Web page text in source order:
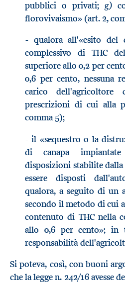
pubblici o privati; g)
florovivaismo» (art. 2,
- qualora all'«esito del
complessivo di THC
superiore allo 0,2 per
0,6 per cento, nessuna
carico
prescrizioni di cui alla
comma 5);
- il «sequestro o la
di canapa
disposizioni stabilite dalla
essere disposti
qualora, a seguito di un
secondo il metodo di cui
contenuto di THC nella
allo 0,6 per cento»; in
responsabilità
Si poteva, così, con buoni
che la legge n. 242/16 avesse